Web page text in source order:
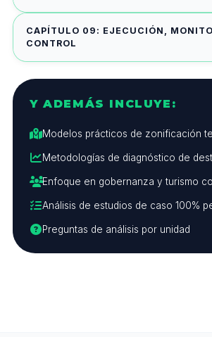
CAPÍTULO 09: EJECUCIÓN,
CONTROL
Y ADEMÁS INCLUYE:
Modelos prácticos de zonificación
Metodologías de diagnóstico de
Enfoque en gobernanza y turismo
Análisis de estudios de caso 100%
Preguntas de análisis por unidad